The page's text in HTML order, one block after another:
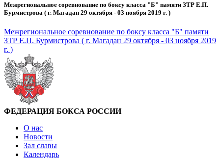
Межрегиональное соревнование по боксу класса "Б" памяти ЗТР Е.П.
Бурмистрова ( г. Магадан 29 октября - 03 ноября 2019 г. )
Межрегиональное соревнование по боксу класса "Б" памяти
ЗТР Е.П. Бурмистрова ( г. Магадан 29 октября - 03 ноября 2019
г. )
ФЕДЕРАЦИЯ БОКСА РОССИИ
О нас
Новости
Зал славы
Календарь